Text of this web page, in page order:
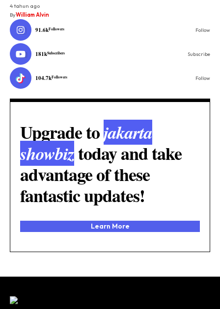
4 tahun ago
ByWilliam Alvin
91.6kFollowers Follow
181kSubscribers Subscribe
104.7kFollowers Follow
Upgrade tojakarta
showbiztoday and take
advantage of these
fantastic updates!
Learn More